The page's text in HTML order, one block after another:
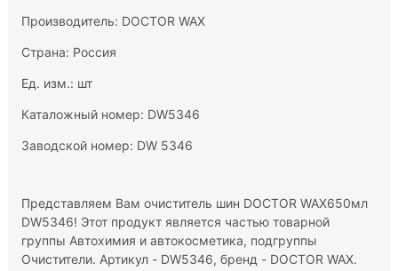
Производитель: DOCTOR WAX
Страна: Россия
Ед. изм.: шт
Каталожный номер: DW5346
Заводской номер: DW 5346
Представляем Вам очиститель шин DOCTOR WAX650мл
DW5346! Этот продукт является частью товарной
группы Автохимия и автокосметика, подгруппы
Очистители. Артикул - DW5346, бренд - DOCTOR WAX.